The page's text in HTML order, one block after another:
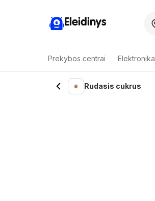
Eleidinys
Prekybos centrai Elektronika
Rudasis cukrus